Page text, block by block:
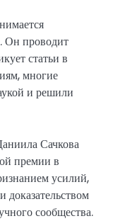
Он проводит
статьи в
многие
и решили
Сачкова
премии в
усилий,
доказательством
сообщества.